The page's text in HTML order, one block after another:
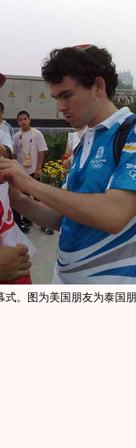
。图为美国朋友为泰国